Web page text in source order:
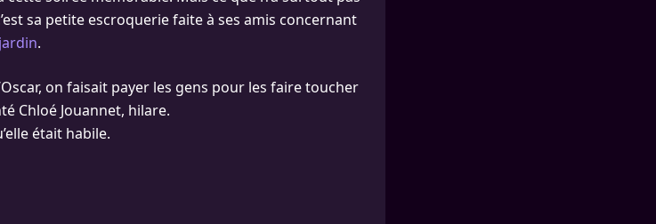
sa petite escroquerie faite à ses amis concernant
.
on faisait payer les gens pour les faire toucher
Chloé Jouannet, hilare.
était habile.